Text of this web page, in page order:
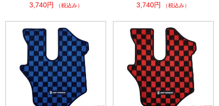
3,740円
（税込み）
3,740円
（税込み）